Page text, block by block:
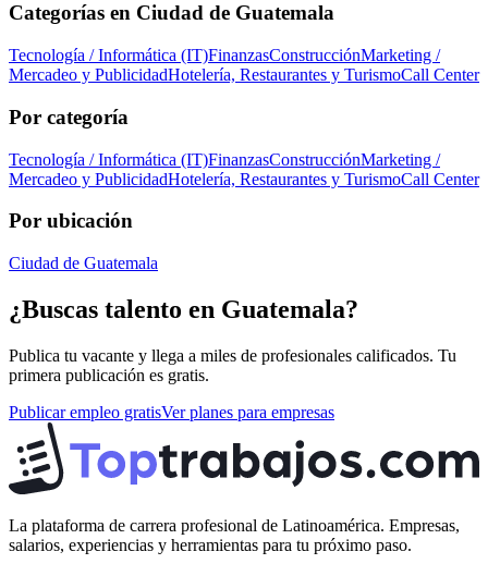
Categorías en Ciudad de Guatemala
Tecnología / Informática (IT)FinanzasConstrucciónMarketing /
Mercadeo y PublicidadHotelería, Restaurantes y TurismoCall Center
Por categoría
Tecnología / Informática (IT)FinanzasConstrucciónMarketing /
Mercadeo y PublicidadHotelería, Restaurantes y TurismoCall Center
Por ubicación
Ciudad de Guatemala
¿Buscas talento en Guatemala?
Publica tu vacante y llega a miles de profesionales calificados. Tu
primera publicación es gratis.
Publicar empleo gratisVer planes para empresas
La plataforma de carrera profesional de Latinoamérica. Empresas,
salarios, experiencias y herramientas para tu próximo paso.